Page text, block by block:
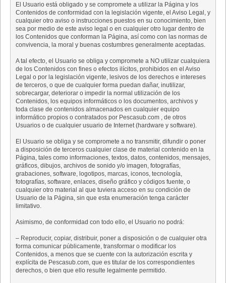
El Usuario está obligado y se compromete a utilizar la Página y los
Contenidos de conformidad con la legislación vigente, el Aviso Legal, y
cualquier otro aviso o instrucciones puestos en su conocimiento, bien
sea por medio de este aviso legal o en cualquier otro lugar dentro de
los Contenidos que conforman la Página, así como con las normas de
convivencia, la moral y buenas costumbres generalmente aceptadas.
A tal efecto, el Usuario se obliga y compromete a NO utilizar cualquiera
de los Contenidos con fines o efectos ilícitos, prohibidos en el Aviso
Legal o por la legislación vigente, lesivos de los derechos e intereses
de terceros, o que de cualquier forma puedan dañar, inutilizar,
sobrecargar, deteriorar o impedir la normal utilización de los
Contenidos, los equipos informáticos o los documentos, archivos y
toda clase de contenidos almacenados en cualquier equipo
informático propios o contratados por Pescasub.com , de otros
Usuarios o de cualquier usuario de Internet (hardware y software).
El Usuario se obliga y se compromete a no transmitir, difundir o poner
a disposición de terceros cualquier clase de material contenido en la
Página, tales como informaciones, textos, datos, contenidos, mensajes,
gráficos, dibujos, archivos de sonido y/o imagen, fotografías,
grabaciones, software, logotipos, marcas, iconos, tecnología,
fotografías, software, enlaces, diseño gráfico y códigos fuente, o
cualquier otro material al que tuviera acceso en su condición de
Usuario de la Página, sin que esta enumeración tenga carácter
limitativo.
Asimismo, de conformidad con todo ello, el Usuario no podrá:
– Reproducir, copiar, distribuir, poner a disposición o de cualquier otra
forma comunicar públicamente, transformar o modificar los
Contenidos, a menos que se cuente con la autorización escrita y
explícita de Pescasub.com, que es titular de los correspondientes
derechos, o bien que ello resulte legalmente permitido.